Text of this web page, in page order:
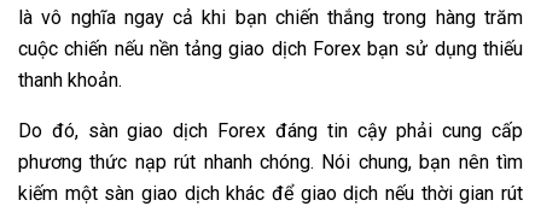
là vô nghĩa ngay cả khi bạn chiến thắng trong hàng trăm
cuộc chiến nếu nền tảng giao dịch Forex bạn sử dụng thiếu
thanh khoản.
Do đó, sàn giao dịch Forex đáng tin cậy phải cung cấp
phương thức nạp rút nhanh chóng. Nói chung, bạn nên tìm
kiếm một sàn giao dịch khác để giao dịch nếu thời gian rút